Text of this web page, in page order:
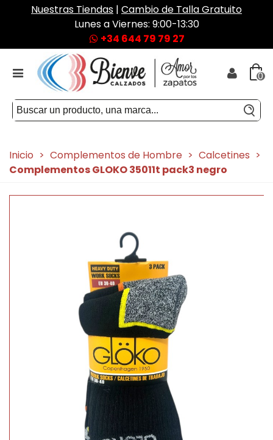
Nuestras Tiendas | Cambio de Talla Gratuito
Lunes a Viernes: 9:00-13:30
+34 644 79 79 27
0
Inicio > Complementos de Hombre > Calcetines >
Complementos GLOKO 35011t pack3 negro